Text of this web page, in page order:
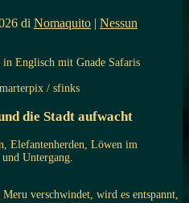
di Nomaquito | Nessun
Englisch mit Gnade Safaris
/ sfinks
die Stadt aufwacht
Elefantenherden, Löwen im
Untergang.
verschwindet, wird es entspannt,